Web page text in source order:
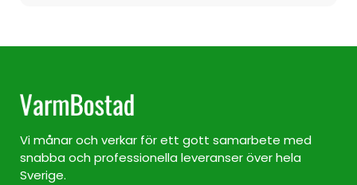
Vi månar och verkar för ett gott samarbete med
snabba och professionella leveranser över hela
Sverige.